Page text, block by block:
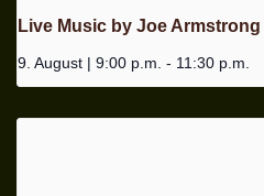
Live Music by Joe Armstrong
9. August | 9:00 p.m. - 11:30 p.m.